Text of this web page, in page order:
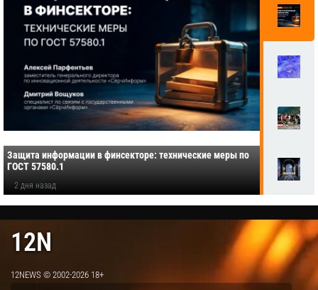
Защита информации в финсекторе: технические меры по
ГОСТ 57580.1
2 дня назад
12N
12NEWS © 2002-2026 18+